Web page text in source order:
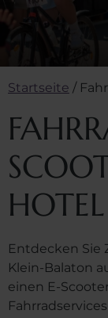
Startseite /
Entdecken Sie
Klein-Balaton
einen E-